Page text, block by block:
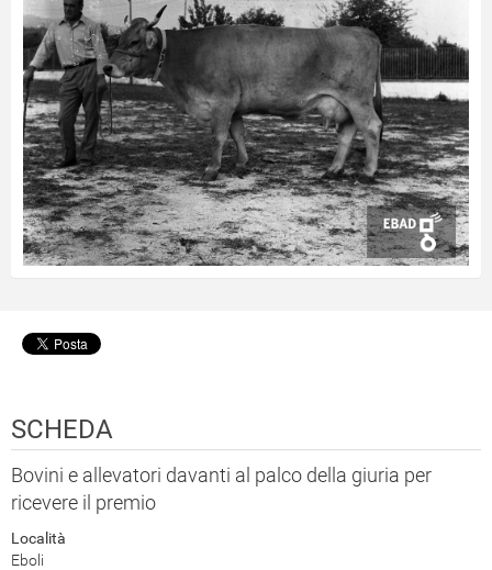
SCHEDA
Bovini e allevatori davanti al palco della giuria per
ricevere il premio
Località
Eboli